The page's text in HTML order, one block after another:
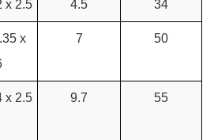
x 2.5 4.5 34
x
7 50
x 2.5 9.7 55